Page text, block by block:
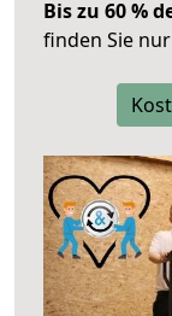
Bis zu 60 %
finden Sie